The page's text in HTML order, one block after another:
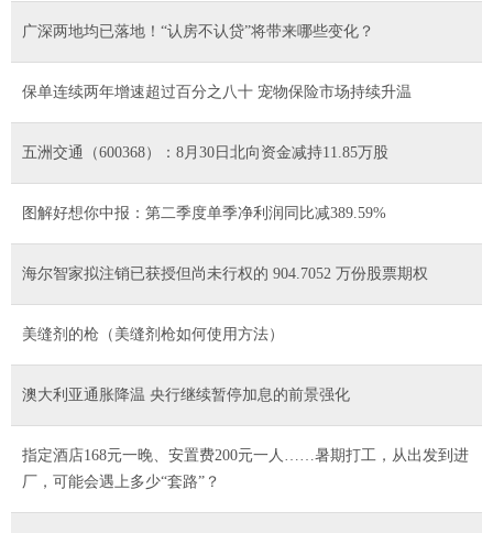
广深两地均已落地！“认房不认贷”将带来哪些变化？
保单连续两年增速超过百分之八十 宠物保险市场持续升温
五洲交通（600368）：8月30日北向资金减持11.85万股
图解好想你中报：第二季度单季净利润同比减389.59%
海尔智家拟注销已获授但尚未行权的 904.7052 万份股票期权
美缝剂的枪（美缝剂枪如何使用方法）
澳大利亚通胀降温 央行继续暂停加息的前景强化
指定酒店168元一晚、安置费200元一人……暑期打工，从出发到进
厂，可能会遇上多少“套路”？